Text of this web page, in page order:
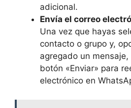
adicional.
Envía el correo
Una ⁤vez que hayas⁣
contacto o ⁤grupo y,
agregado un
botón «Enviar» para
electrónico en​